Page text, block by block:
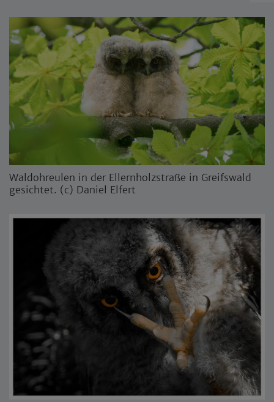
Waldohreulen in der Ellernholzstraße in Greifswald
gesichtet. (c) Daniel Elfert